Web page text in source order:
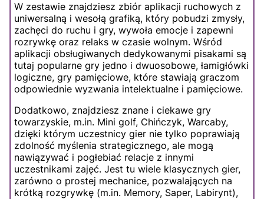
W zestawie znajdziesz zbiór aplikacji ruchowych z
uniwersalną i wesołą grafiką, który pobudzi zmysły,
zachęci do ruchu i gry, wywoła emocje i zapewni
rozrywkę oraz relaks w czasie wolnym. Wśród
aplikacji obsługiwanych dedykowanymi pisakami są
tutaj popularne gry jedno i dwuosobowe, łamigłówki
logiczne, gry pamięciowe, które stawiają graczom
odpowiednie wyzwania intelektualne i pamięciowe.
Dodatkowo, znajdziesz znane i ciekawe gry
towarzyskie, m.in. Mini golf, Chińczyk, Warcaby,
dzięki którym uczestnicy gier nie tylko poprawiają
zdolność myślenia strategicznego, ale mogą
nawiązywać i pogłebiać relacje z innymi
uczestnikami zajęć. Jest tu wiele klasycznych gier,
zarówno o prostej mechanice, pozwalających na
krótką rozgrywkę (m.in. Memory, Saper, Labirynt),